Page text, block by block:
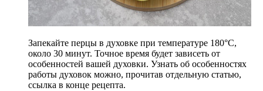
Запекайте перцы в духовке при температуре 180°С,
около 30 минут. Точное время будет зависеть от
особенностей вашей духовки. Узнать об особенностях
работы духовок можно, прочитав отдельную статью,
ссылка в конце рецепта.